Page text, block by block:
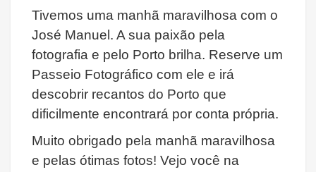
Tivemos uma manhã maravilhosa com o
José Manuel. A sua paixão pela
fotografia e pelo Porto brilha. Reserve um
Passeio Fotográfico com ele e irá
descobrir recantos do Porto que
dificilmente encontrará por conta própria.
Muito obrigado pela manhã maravilhosa
e pelas ótimas fotos! Vejo você na